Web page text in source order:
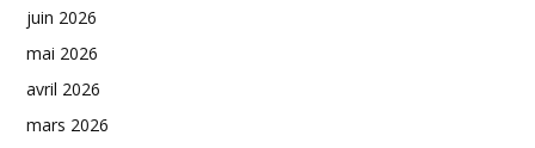
juin 2026
mai 2026
avril 2026
mars 2026